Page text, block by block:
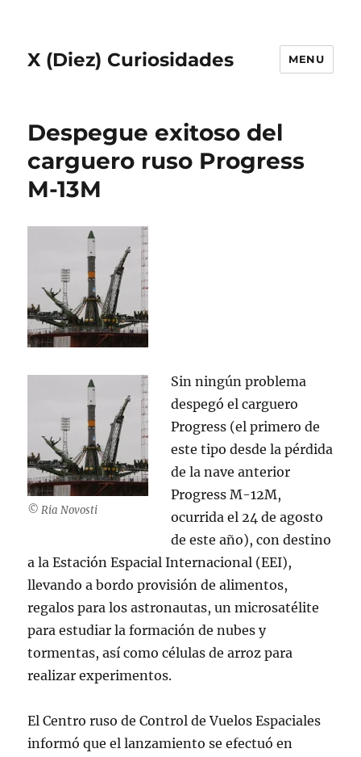
X (Diez) Curiosidades MENU
Despegue exitoso del
carguero ruso Progress
M-13M
© Ria Novosti
Sin ningún problema
despegó el carguero
Progress (el primero de
este tipo desde la pérdida
de la nave anterior
Progress M-12M,
ocurrida el 24 de agosto
de este año), con destino
a la Estación Espacial Internacional (EEI),
llevando a bordo provisión de alimentos,
regalos para los astronautas, un microsatélite
para estudiar la formación de nubes y
tormentas, así como células de arroz para
realizar experimentos.
El Centro ruso de Control de Vuelos Espaciales
informó que el lanzamiento se efectuó en